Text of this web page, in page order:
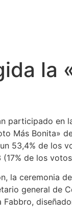
la
participado en
Más Bonita»
53,4% de los
(17% de los
la ceremonia
general de